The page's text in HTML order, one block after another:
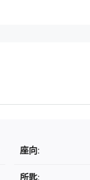
座向:
所匙: